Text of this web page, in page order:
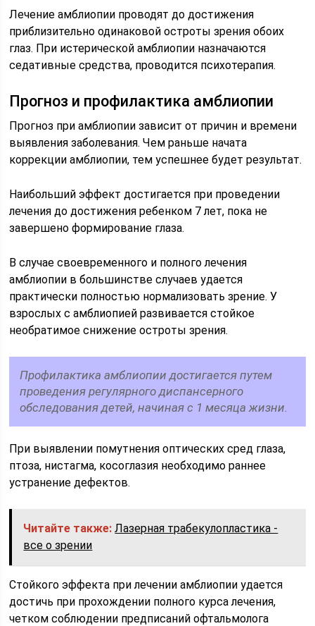
Лечение амблиопии проводят до достижения
приблизительно одинаковой остроты зрения обоих
глаз. При истерической амблиопии назначаются
седативные средства, проводится психотерапия.
Прогноз и профилактика амблиопии
Прогноз при амблиопии зависит от причин и времени
выявления заболевания. Чем раньше начата
коррекции амблиопии, тем успешнее будет результат.
Наибольший эффект достигается при проведении
лечения до достижения ребенком 7 лет, пока не
завершено формирование глаза.
В случае своевременного и полного лечения
амблиопии в большинстве случаев удается
практически полностью нормализовать зрение. У
взрослых с амблиопией развивается стойкое
необратимое снижение остроты зрения.
Профилактика амблиопии достигается путем
проведения регулярного диспансерного
обследования детей, начиная с 1 месяца жизни.
При выявлении помутнения оптических сред глаза,
птоза, нистагма, косоглазия необходимо раннее
устранение дефектов.
Читайте также: Лазерная трабекулопластика -
все о зрении
Стойкого эффекта при лечении амблиопии удается
достичь при прохождении полного курса лечения,
четком соблюдении предписаний офтальмолога